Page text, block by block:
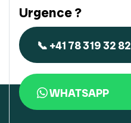
Urgence ?
📞 +41 78 319 32 82
WHATSAPP